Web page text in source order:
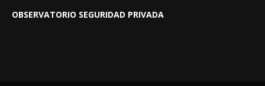
OBSERVATORIO SEGURIDAD PRIVADA